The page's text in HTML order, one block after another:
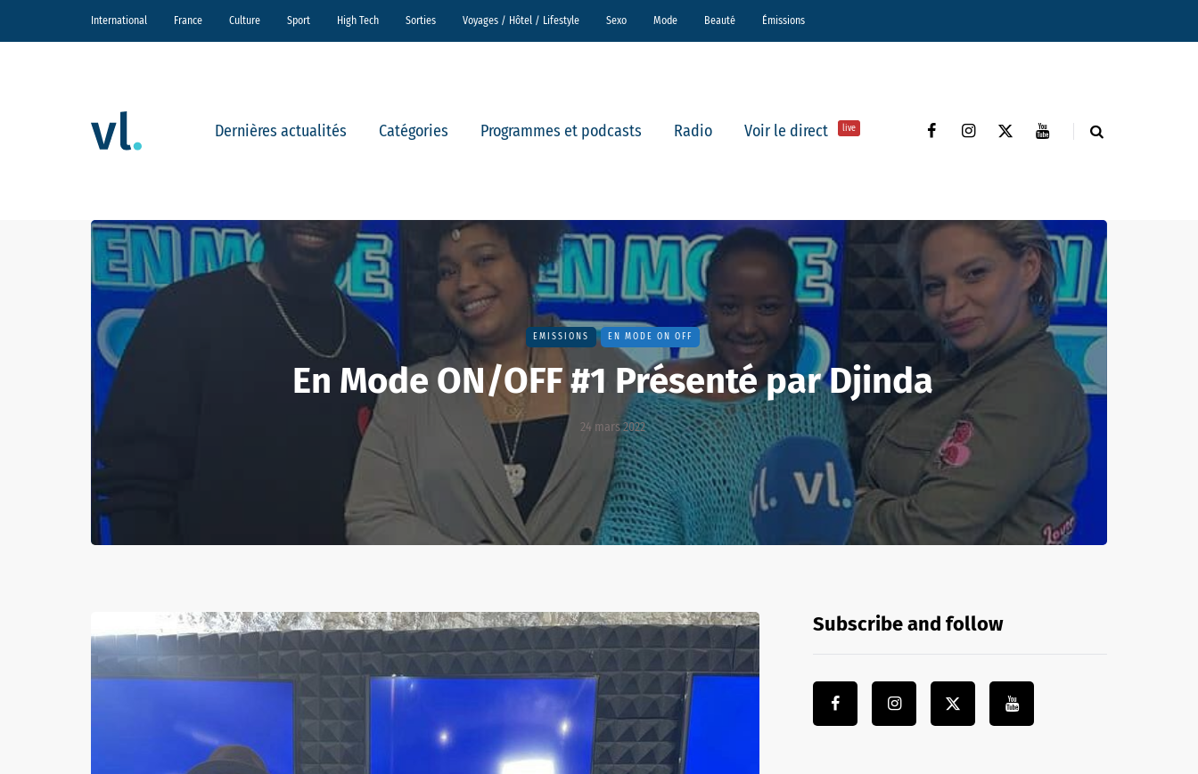
International France Culture Sport High Tech Sorties Voyages / Hôtel / Lifestyle Sexo Mode Beauté Émissions
Dernières actualités Catégories Programmes et podcasts Radio Voir le direct live
EMISSIONS EN MODE ON OFF
En Mode ON/OFF #1 Présenté par Djinda
24 mars 2022
Subscribe and follow